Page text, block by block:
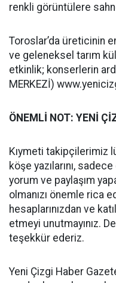
renkli görüntülere
Toroslar’da üreticinin
ve geleneksel tarım
etkinlik; konserlerin
MERKEZİ)
ÖNEMLİ NOT: YENİ
Kıymeti takipçilerimiz
köşe yazılarını,
yorum ve paylaşım
olmanızı önemle rica
hesaplarınızdan ve
etmeyi unutmayınız.
teşekkür ederiz.
Yeni Çizgi Haber